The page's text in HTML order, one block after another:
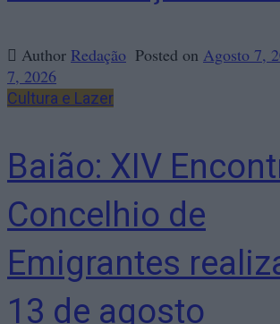
Author Redação Posted on Agosto 7,
7, 2026
Cultura e Lazer
Baião: XIV
Concelhio de
Emigrantes
13 de agosto